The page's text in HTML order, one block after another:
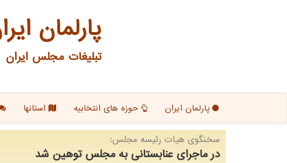
پارلمان
تبلیغات مجلس ایران
پارلمان ایران حوزه های انتخابیه استانها
سخنگوی هیات رئیسه مجلس:
در ماجرای عنابستانی به مجلس توهین شد